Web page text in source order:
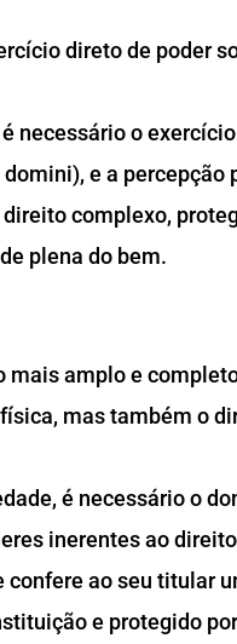
direto de poder
necessário o
e a percepção
direito complexo,
plena do bem.
mais amplo e
mas também o
é necessário o
inerentes ao
confere ao seu titular
e protegido